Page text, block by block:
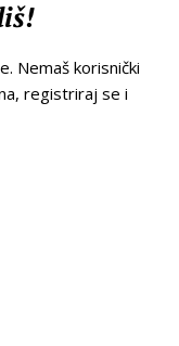
Nemaš korisnički
registriraj se i